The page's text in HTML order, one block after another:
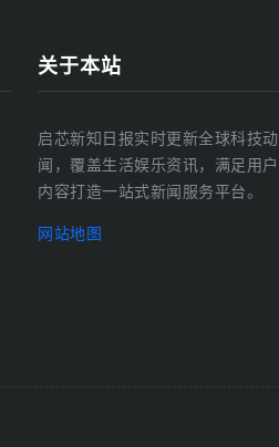
关于本站
启芯新知日报实时更新全球科技
闻，覆盖生活娱乐资讯，满足用
内容打造一站式新闻服务平台。
网站地图